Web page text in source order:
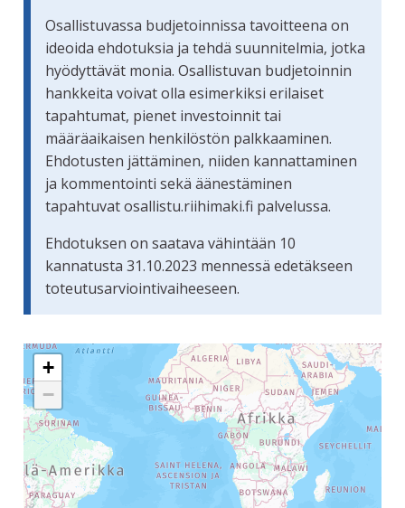
Osallistuvassa budjetoinnissa tavoitteena on
ideoida ehdotuksia ja tehdä suunnitelmia, jotka
hyödyttävät monia. Osallistuvan budjetoinnin
hankkeita voivat olla esimerkiksi erilaiset
tapahtumat, pienet investoinnit tai
määräaikaisen henkilöstön palkkaaminen.
Ehdotusten jättäminen, niiden kannattaminen
ja kommentointi sekä äänestäminen
tapahtuvat osallistu.riihimaki.fi palvelussa.
Ehdotuksen on saatava vähintään 10
kannatusta 31.10.2023 mennessä edetäkseen
toteutusarviointivaiheeseen.
Seuraavassa elementissä on kartta, joka esittää
+
−